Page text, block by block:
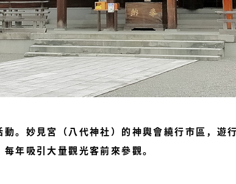
。妙見宮（八代神社）的神輿會繞行市區，遊
年吸引大量觀光客前來參觀。